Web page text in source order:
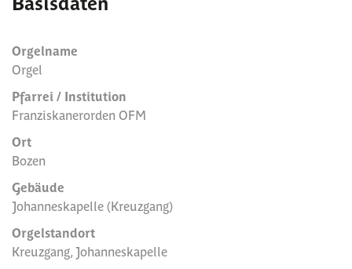
Orgelname
Orgel
Pfarrei / Institution
Franziskanerorden OFM
Ort
Bozen
Gebäude
Johanneskapelle (Kreuzgang)
Orgelstandort
Kreuzgang, Johanneskapelle